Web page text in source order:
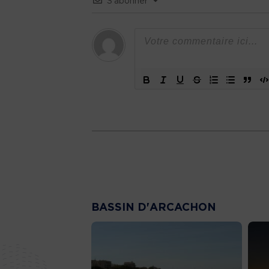
BASSIN D'ARCACHON